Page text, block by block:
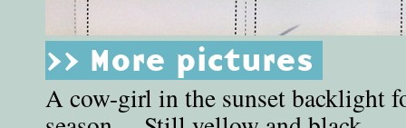
>> More pictures
A cow-girl in the sunset backlight